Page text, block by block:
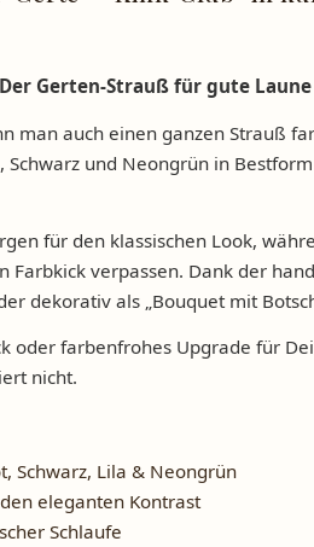
Gerten-Strauß für gute
man auch einen ganzen Strauß
Schwarz und Neongrün in
für den klassischen Look,
Farbkick verpassen. Dank der
dekorativ als „Bouquet mit
oder farbenfrohes Upgrade für
nicht.
Schwarz, Lila & Neongrün
eleganten Kontrast
Schlaufe